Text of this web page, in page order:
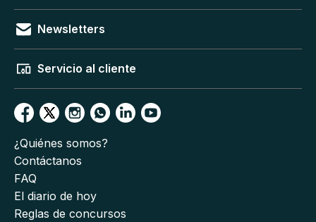
Newsletters
Servicio al cliente
¿Quiénes somos?
Contáctanos
FAQ
El diario de hoy
Reglas de concursos